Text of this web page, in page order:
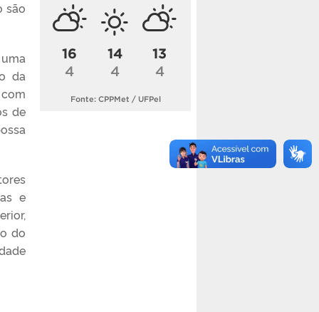
são
da
de
e
do
16
4
14
4
13
4
Fonte: CPPMet / UFPel